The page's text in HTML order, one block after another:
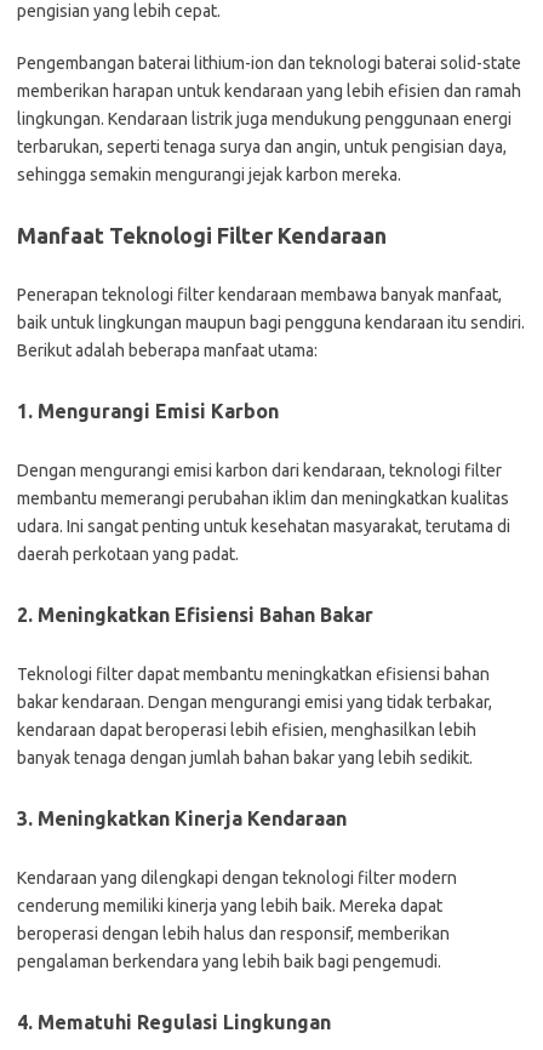
pengisian yang lebih cepat.
Pengembangan baterai lithium-ion dan teknologi baterai solid-state
memberikan harapan untuk kendaraan yang lebih efisien dan ramah
lingkungan. Kendaraan listrik juga mendukung penggunaan energi
terbarukan, seperti tenaga surya dan angin, untuk pengisian daya,
sehingga semakin mengurangi jejak karbon mereka.
Manfaat Teknologi Filter Kendaraan
Penerapan teknologi filter kendaraan membawa banyak manfaat,
baik untuk lingkungan maupun bagi pengguna kendaraan itu sendiri.
Berikut adalah beberapa manfaat utama:
1. Mengurangi Emisi Karbon
Dengan mengurangi emisi karbon dari kendaraan, teknologi filter
membantu memerangi perubahan iklim dan meningkatkan kualitas
udara. Ini sangat penting untuk kesehatan masyarakat, terutama di
daerah perkotaan yang padat.
2. Meningkatkan Efisiensi Bahan Bakar
Teknologi filter dapat membantu meningkatkan efisiensi bahan
bakar kendaraan. Dengan mengurangi emisi yang tidak terbakar,
kendaraan dapat beroperasi lebih efisien, menghasilkan lebih
banyak tenaga dengan jumlah bahan bakar yang lebih sedikit.
3. Meningkatkan Kinerja Kendaraan
Kendaraan yang dilengkapi dengan teknologi filter modern
cenderung memiliki kinerja yang lebih baik. Mereka dapat
beroperasi dengan lebih halus dan responsif, memberikan
pengalaman berkendara yang lebih baik bagi pengemudi.
4. Mematuhi Regulasi Lingkungan